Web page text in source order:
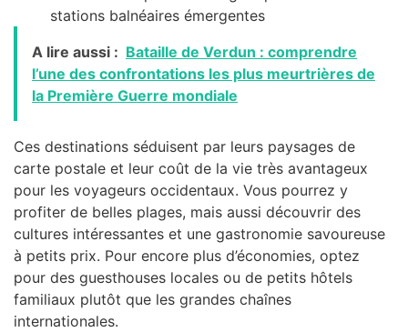
stations balnéaires émergentes
A lire aussi : Bataille de Verdun : comprendre
l’une des confrontations les plus meurtrières de
la Première Guerre mondiale
Ces destinations séduisent par leurs paysages de
carte postale et leur coût de la vie très avantageux
pour les voyageurs occidentaux. Vous pourrez y
profiter de belles plages, mais aussi découvrir des
cultures intéressantes et une gastronomie savoureuse
à petits prix. Pour encore plus d’économies, optez
pour des guesthouses locales ou de petits hôtels
familiaux plutôt que les grandes chaînes
internationales.